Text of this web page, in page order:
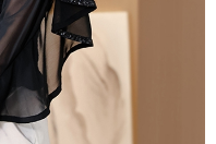
之情形，本公司將視審查結果
冊。若發現惡意使用之情形，
用額度並採取法律行動。